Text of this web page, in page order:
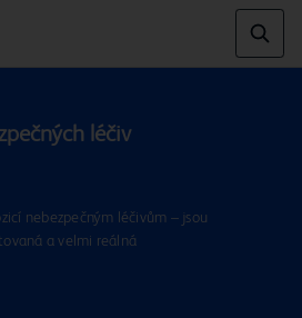
nebezpečným léčivům – jsou
a velmi reálná